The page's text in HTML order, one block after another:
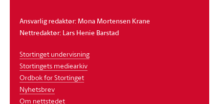
Ansvarlig redaktør: Mona Mortensen Krane
Nettredaktør: Lars Henie Barstad
Stortinget undervisning
Stortingets mediearkiv
Ordbok for Stortinget
Nyhetsbrev
Om nettstedet